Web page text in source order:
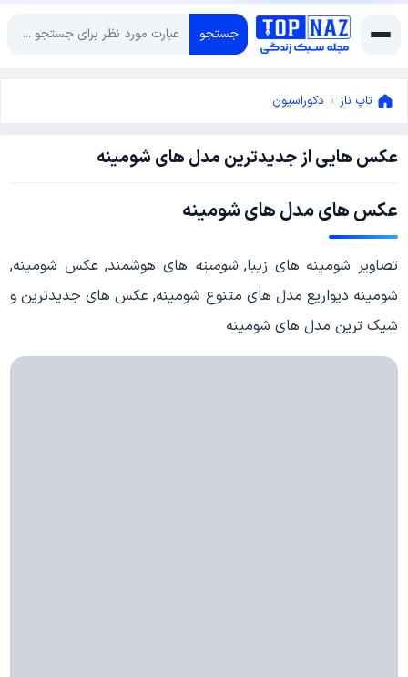
جستجو
تاپ ناز » دکوراسیون
عکس هایی از جدیدترین مدل های شومینه
فوریه
2018
ژانویه
2018
عکس های مدل های شومینه
تصاویر شومینه های زیبا,شومینه های هوشمند, عکس شومینه,
شومینه دیواریع مدل های متنوع شومینه, عکس های جدیدترین و
شیک ترین مدل های شومینه